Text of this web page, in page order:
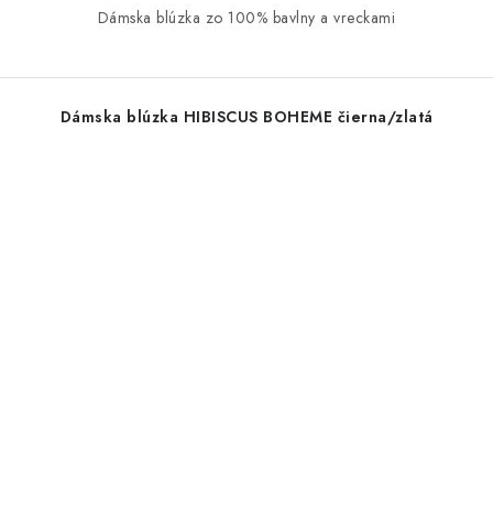
Dámska blúzka zo 100% bavlny a vreckami
Dámska blúzka HIBISCUS BOHEME čierna/zlatá